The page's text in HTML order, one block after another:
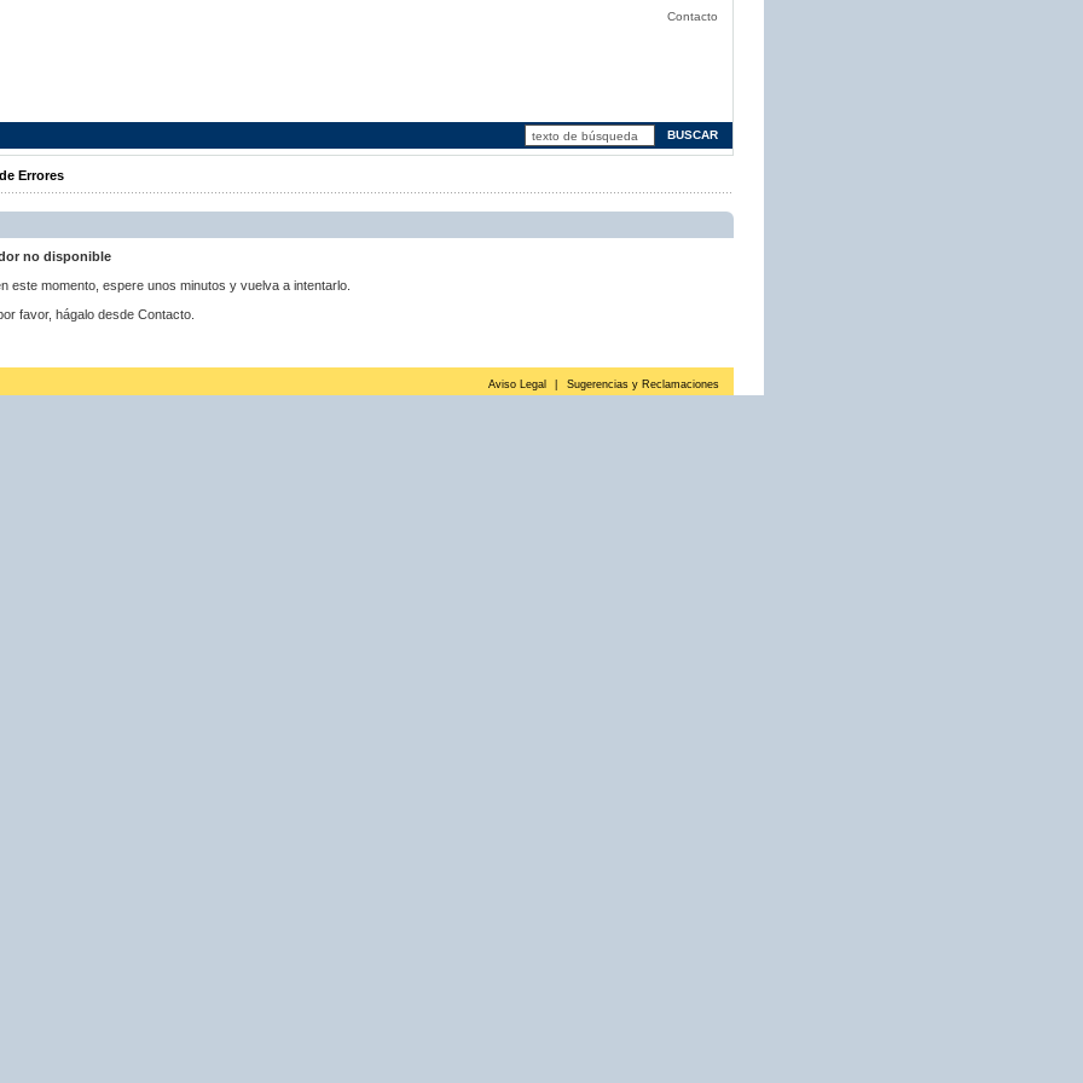
Contacto
Errores
no disponible
este momento, espere unos minutos y vuelva a intentarlo.
favor, hágalo desde Contacto.
Aviso Legal Sugerencias y Reclamaciones